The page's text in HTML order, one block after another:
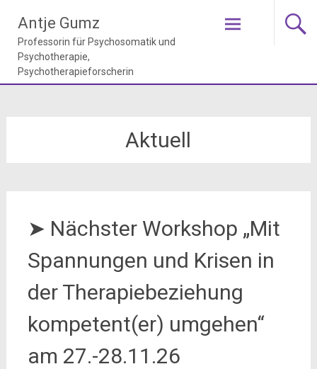
Inhalt
springen
Antje Gumz
Aktuell
➤ Nächster Workshop „Mit
Spannungen und Krisen in
der Therapiebeziehung
kompetent(er) umgehen“
am 27.-28.11.26